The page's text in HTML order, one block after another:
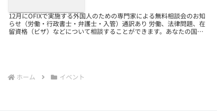
12月にOFIXで実施する外国人のための専門家による無料相談会のお知
らせ（労働・行政書士・弁護士・入管）通訳あり 労働、法律問題、在
留資格（ビザ）などについて相談することができます。あなたの国の
ホーム イベント